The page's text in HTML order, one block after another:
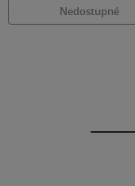
Nedostupné